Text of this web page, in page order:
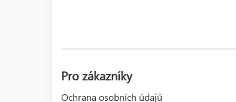
Pro zákazníky
Ochrana osobních údajů